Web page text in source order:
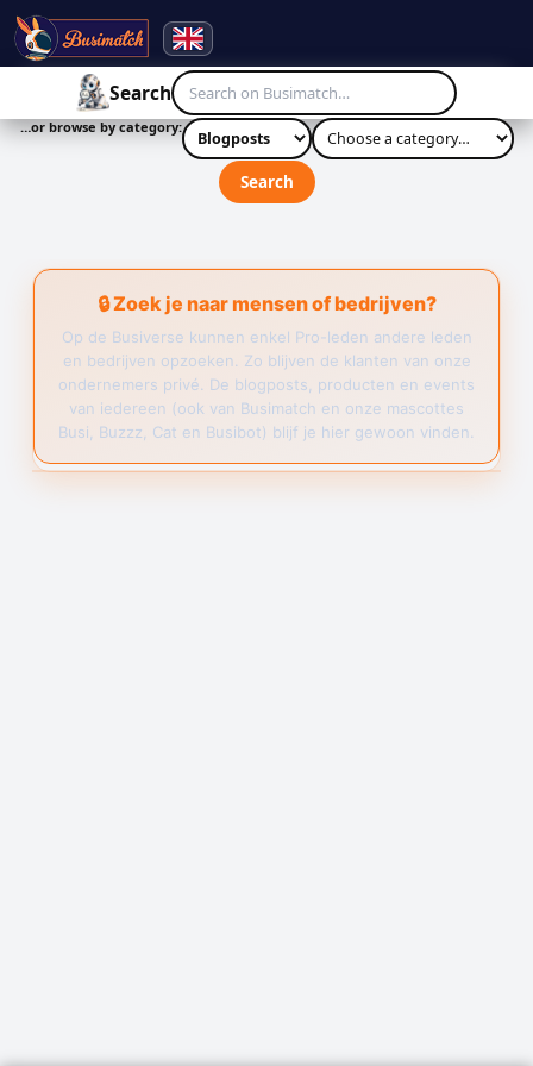
☰
🔒 Zoek je naar mensen of bedrijven?
Op de Busiverse kunnen enkel Pro-leden andere leden
en bedrijven opzoeken. Zo blijven de klanten van onze
ondernemers privé. De blogposts, producten en events
van iedereen (ook van Busimatch en onze mascottes
Busi, Buzzz, Cat en Busibot) blijf je hier gewoon vinden.
Search
…or browse by category:
Search